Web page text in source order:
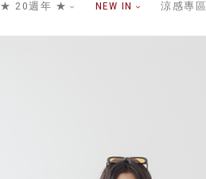
★ 20週年 ★ NEW IN 涼感專區